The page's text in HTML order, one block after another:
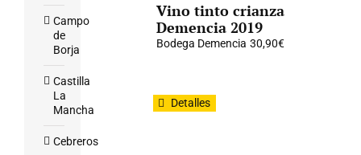
Vino tinto crianza
Demencia 2019
Bodega Demencia 30,90€
Detalles
Campo
de
Borja
Castilla
La
Mancha
Cebreros